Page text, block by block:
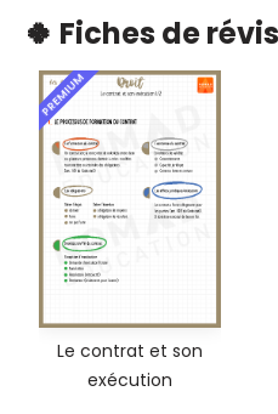
🍀 Fiches de
PREMIUM
Le contrat et son
exécution